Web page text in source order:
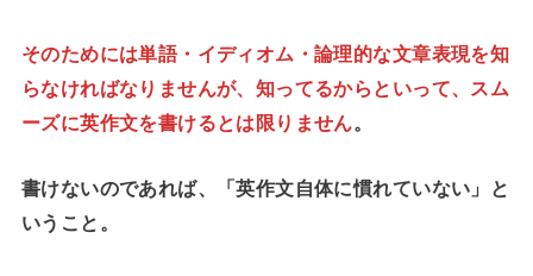
そのためには単語・イディオム・論理的な文章表現を知
らなければなりませんが、知ってるからといって、スム
ーズに英作文を書けるとは限りません。
書けないのであれば、「英作文自体に慣れていない」
と
いうこと。